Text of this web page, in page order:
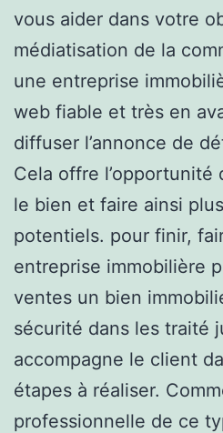
vous aider dans votre
médiatisation de la
une entreprise
web fiable et très en
diffuser l’annonce de
Cela offre
le bien et faire ainsi
potentiels. pour finir,
entreprise immobilière
ventes un bien
sécurité dans les traité
accompagne le client
étapes à réaliser.
professionnelle de ce